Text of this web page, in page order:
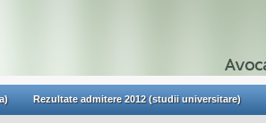
Rezultate admitere 2012 (studii universitare)